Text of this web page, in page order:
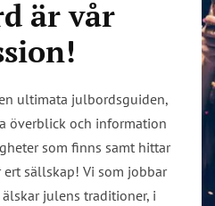
är vår
ultimata julbordsguiden,
överblick och information
som finns samt hittar
sällskap! Vi som jobbar
julens traditioner, i